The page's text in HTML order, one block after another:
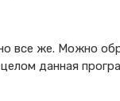
все же. Можно
данная